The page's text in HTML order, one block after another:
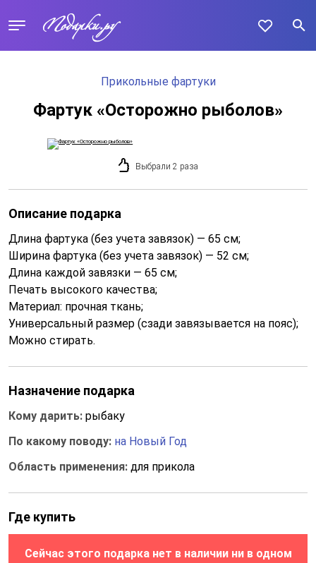
Прикольные фартуки
Фартук «Осторожно рыболов»
Выбрали 2 раза
Описание подарка
Длина фартука (без учета завязок) — 65 см;
Ширина фартука (без учета завязок) — 52 см;
Длина каждой завязки — 65 см;
Печать высокого качества;
Материал: прочная ткань;
Универсальный размер (сзади завязывается на пояс);
Можно стирать.
Назначение подарка
Кому дарить: рыбаку
По какому поводу: на Новый Год
Область применения: для прикола
Где купить
Сейчас этого подарка нет в наличии ни в одном